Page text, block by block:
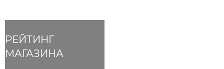
РЕЙТИНГ
МАГАЗИНА